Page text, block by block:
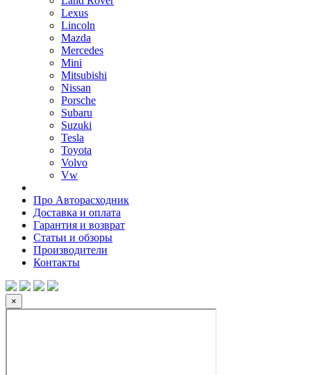
Lexus
Lincoln
Mazda
Mercedes
Mini
Mitsubishi
Nissan
Porsche
Subaru
Suzuki
Tesla
Toyota
Volvo
Vw
Про Авторасходник
Доставка и оплата
Гарантия и возврат
Статьи и обзоры
Производители
Контакты
×